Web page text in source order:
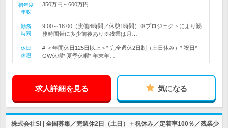
初年度
年収
350万円～600万円
勤務
時間
9:00～18:00（実働8時間／休憩1時間）※プロジェクトにより勤
務時間帯に多少前後あり※残業は月…
休日
休暇
# ＜年間休日125日以上＞* 完全週休2日制（土日休み）* 祝日*
GW休暇* 夏季休暇* 年末年…
求人詳細を見る 気になる
株式会社SI | 全国募集／完週休2日（土日）＋祝休み／定着率100％／残業少